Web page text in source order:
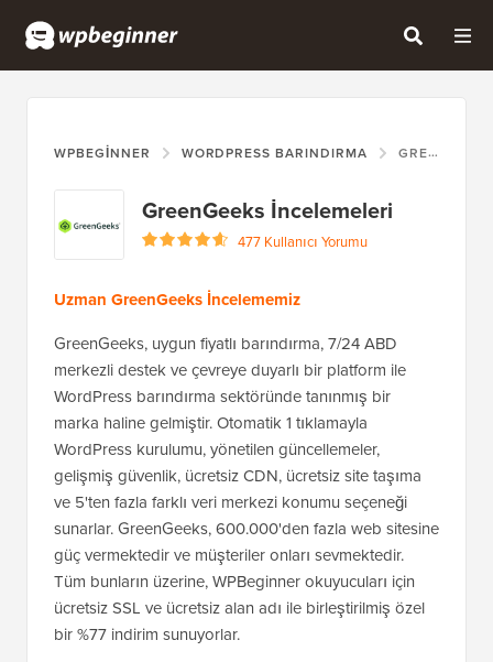
WPBEGINNER WORDPRESS BARINDIRMA GREENGEEKS
GreenGeeks İncelemeleri
477 Kullanıcı Yorumu
Uzman GreenGeeks İncelememiz
GreenGeeks, uygun fiyatlı barındırma, 7/24 ABD
merkezli destek ve çevreye duyarlı bir platform ile
WordPress barındırma sektöründe tanınmış bir
marka haline gelmiştir. Otomatik 1 tıklamayla
WordPress kurulumu, yönetilen güncellemeler,
gelişmiş güvenlik, ücretsiz CDN, ücretsiz site taşıma
ve 5'ten fazla farklı veri merkezi konumu seçeneği
sunarlar. GreenGeeks, 600.000'den fazla web sitesine
güç vermektedir ve müşteriler onları sevmektedir.
Tüm bunların üzerine, WPBeginner okuyucuları için
ücretsiz SSL ve ücretsiz alan adı ile birleştirilmiş özel
bir %77 indirim sunuyorlar.